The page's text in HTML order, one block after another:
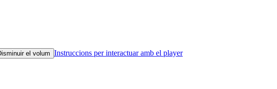
el volum Instruccions per interactuar amb el player